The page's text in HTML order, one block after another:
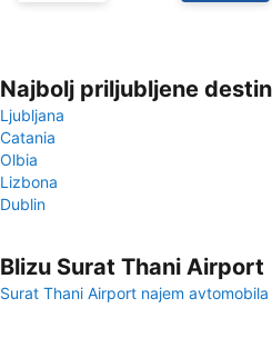
Najbolj priljubljene
Ljubljana
Catania
Olbia
Lizbona
Dublin
Blizu Surat Thani
Surat Thani Airport najem avtomobila